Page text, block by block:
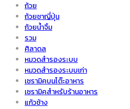
ถ้วย
ถ้วยชาญี่ปุ่น
ถ้วยน้ำจิ้ม
รวม
ศิลาดล
หมวดสำรองระบบ
หมวดสำรองระบบเก่า
เซรามิคบนโต๊ะอาหาร
เซรามิคสำหรับร้านอาหาร
แก้วช้าง